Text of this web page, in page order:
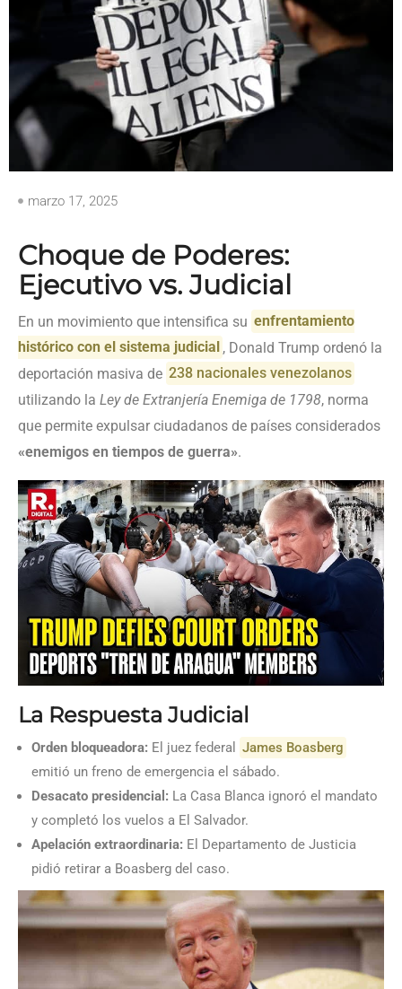
marzo 17, 2025
Choque de Poderes:
Ejecutivo vs. Judicial
En un movimiento que intensifica su enfrentamiento
histórico con el sistema judicial , Donald Trump ordenó la
deportación masiva de 238 nacionales venezolanos
utilizando la Ley de Extranjería Enemiga de 1798, norma
que permite expulsar ciudadanos de países considerados
«enemigos en tiempos de guerra».
La Respuesta Judicial
Orden bloqueadora: El juez federal
James Boasberg
emitió un freno de emergencia el sábado.
Desacato presidencial: La Casa Blanca ignoró el mandato
y completó los vuelos a El Salvador.
Apelación extraordinaria: El Departamento de Justicia
pidió retirar a Boasberg del caso.